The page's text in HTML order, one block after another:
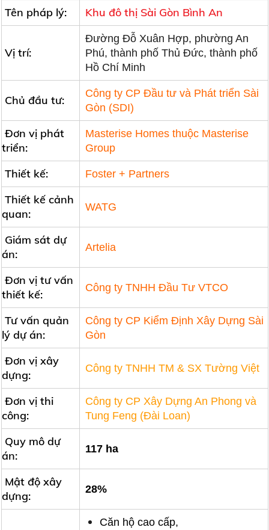
Tên pháp lý:
Khu đô thị Sài Gòn Bình An
Vị trí:
Đường Đỗ Xuân Hợp, phường An
Phú, thành phố Thủ Đức, thành phố
Hồ Chí Minh
Chủ đầu tư:
Công ty CP Đầu tư và Phát triển Sài
Gòn (SDI)
Đơn vị phát
triển:
Masterise Homes thuộc Masterise
Group
Thiết kế: Foster + Partners
Thiết kế cảnh
quan:
WATG
Giám sát dự
án:
Artelia
Đơn vị tư vấn
thiết kế:
Công ty TNHH Đầu Tư VTCO
Tư vấn quản
lý dự án:
Công ty CP Kiểm Định Xây Dựng Sài
Gòn
Đơn vị xây
dựng:
Công ty TNHH TM & SX Tường Việt
Đơn vị thi
công:
Công ty CP Xây Dựng An Phong và
Tung Feng (Đài Loan)
Quy mô dự
án:
117 ha
Mật độ xây
dựng:
28%
Căn hộ cao cấp,